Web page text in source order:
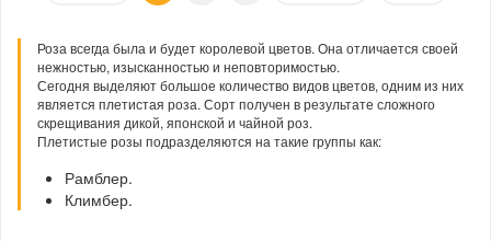
Роза всегда была и будет королевой цветов. Она отличается своей
нежностью, изысканностью и неповторимостью.
Сегодня выделяют большое количество видов цветов, одним из них
является плетистая роза. Сорт получен в результате сложного
скрещивания дикой, японской и чайной роз.
Плетистые розы подразделяются на такие группы как:
Рамблер.
Климбер.